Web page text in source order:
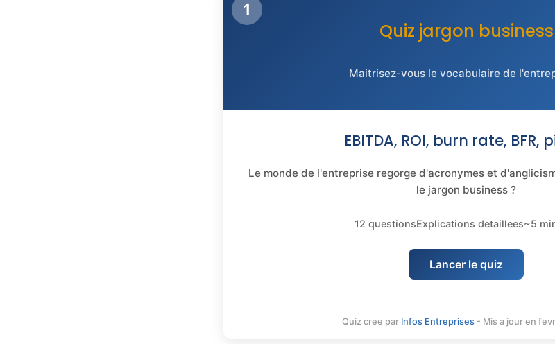
1
Quiz jargon business
Maitrisez-vous le vocabulaire de
EBITDA, ROI, burn rate, BFR,
Le monde de l'entreprise regorge d'acronymes et
le jargon business ?
12 questionsExplications detaillees~5
Lancer le quiz
Quiz cree par Infos Entreprises- Mis a jour en